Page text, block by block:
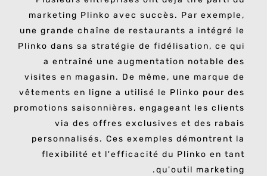
marketing Plinko avec succès. Par exemple,
une grande chaîne de restaurants a intégré le
Plinko dans sa stratégie de fidélisation, ce qui
a entraîné une augmentation notable des
visites en magasin. De même, une marque de
vêtements en ligne a utilisé le Plinko pour des
promotions saisonnières, engageant les clients
via des offres exclusives et des rabais
personnalisés. Ces exemples démontrent la
flexibilité et l'efficacité du Plinko en tant
qu'outil marketing.